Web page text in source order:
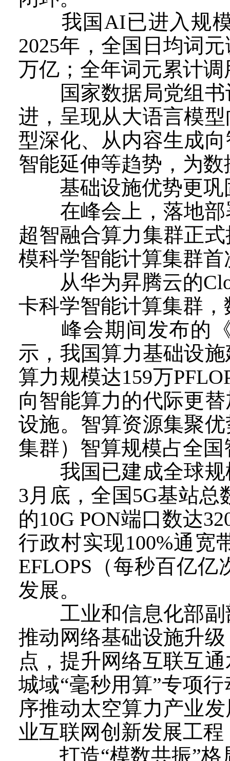
我国AI已进入规模
2025年，全国日均词
万亿；全年词元累计
国家数据局党组书
进，呈现从大语言模
型深化、从内容生成
智能延伸等趋势，为
基础设施优势更巩
在峰会上，落地部
超智融合算力集群正
模科学智能计算集群
从华为昇腾云的
卡科学智能计算集群
峰会期间发布的《
示，我国算力基础设
算力规模达159万
向智能算力的代际更
设施。智算资源集聚
集群）智算规模占全
我国已建成全球规
3月底，全国5G基站
的10G PON端口数达
行政村实现100%通宽
EFLOPS（每秒百亿
发展。
工业和信息化部副
推动网络基础设施升
点，提升网络互联互
城域“毫秒用算”专项
序推动太空算力产业
业互联网创新发展工
打造“模数共振”格